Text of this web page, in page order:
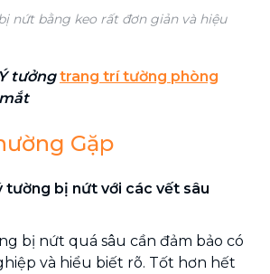
nứt bằng keo rất đơn giản và hiệu
tưởngtrang trí tường phòng
Gặp
tường bị nứt với các vết sâu
bị nứt quá sâu cần đảm bảo có
và hiểu biết rõ. Tốt hơn hết